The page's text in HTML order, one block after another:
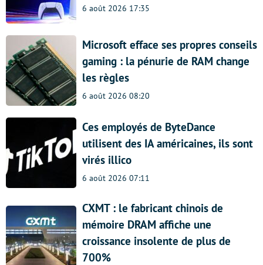
6 août 2026 17:35
Microsoft efface ses propres conseils
gaming : la pénurie de RAM change
les règles
6 août 2026 08:20
Ces employés de ByteDance
utilisent des IA américaines, ils sont
virés illico
6 août 2026 07:11
CXMT : le fabricant chinois de
mémoire DRAM affiche une
croissance insolente de plus de
700%